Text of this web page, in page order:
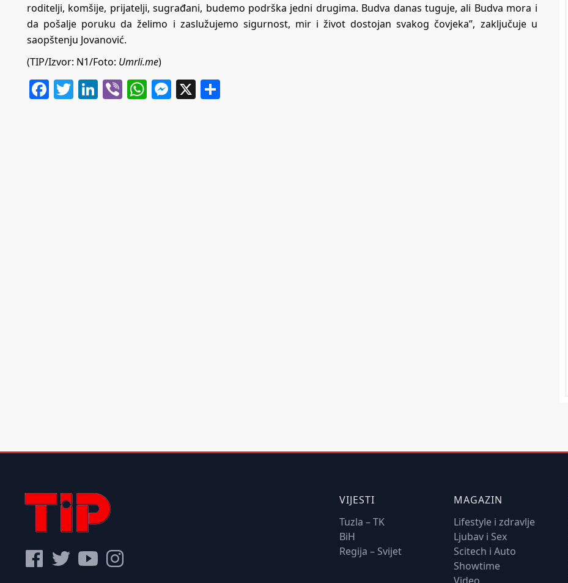
roditelji, komšije, prijatelji, sugrađani, budemo podrška jedni drugima. Budva danas tuguje, ali Budva mora i
da pošalje poruku da želimo i zaslužujemo sigurnost, mir i život dostojan svakog čovjeka”, zaključuje u
saopštenju Jovanović.
(TIP/Izvor: N1/Foto: Umrli.me)
Facebook
Twitter
LinkedIn
ViberWhatsApp
Messenger
X
VIJESTI
Tuzla – TK
BiH
Regija – Svijet
MAGAZIN
Lifestyle i zdravlje
Ljubav i Sex
Scitech i Auto
Showtime
Video